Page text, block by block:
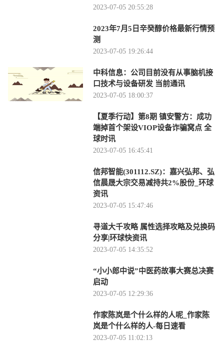
2023-07-05 20:55:28
2023年7月5日辛癸醇价格最新行情预
测
2023-07-05 19:26:44
中科信息：公司目前没有从事脑机接
口技术与设备研发 当前通讯
2023-07-05 18:00:37
【夏季行动】第8期 镇安警方：成功
端掉首个架设VIOP设备诈骗窝点 全
球时讯
2023-07-05 16:45:41
信邦智能(301112.SZ)：嘉兴弘邦、弘
信晨晟大宗交易减持共2%股份_环球
资讯
2023-07-05 15:47:46
寻道大千攻略 属性选择攻略及兑换码
分享|环球快资讯
2023-07-05 14:35:52
“小小郎中说”中医药故事大赛总决赛
启动
2023-07-05 12:29:36
作家陈岚是个什么样的人呢_作家陈
岚是个什么样的人-每日速看
2023-07-05 11:02:13